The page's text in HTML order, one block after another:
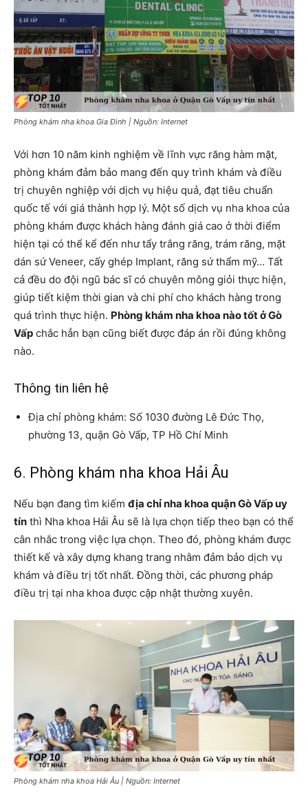
Phòng khám nha khoa Gia Đình | Nguồn: Internet
Với hơn 10 năm kinh nghiệm về lĩnh vực răng hàm mặt,
phòng khám đảm bảo mang đến quy trình khám và điều
trị chuyên nghiệp với dịch vụ hiệu quả, đạt tiêu chuẩn
quốc tế với giá thành hợp lý. Một số dịch vụ nha khoa của
phòng khám được khách hàng đánh giá cao ở thời điểm
hiện tại có thể kể đến như tẩy trắng răng, trám răng, mặt
dán sứ Veneer, cấy ghép Implant, răng sứ thẩm mỹ… Tất
cả đều do đội ngũ bác sĩ có chuyên mông giỏi thực hiện,
giúp tiết kiệm thời gian và chi phí cho khách hàng trong
quá trình thực hiện. Phòng khám nha khoa nào tốt ở Gò
Vấp chắc hẳn bạn cũng biết được đáp án rồi đúng không
nào.
Thông tin liên hệ
Địa chỉ phòng khám: Số 1030 đường Lê Đức Thọ,
phường 13, quận Gò Vấp, TP Hồ Chí Minh
6. Phòng khám nha khoa Hải Âu
Nếu bạn đang tìm kiếm địa chỉ nha khoa quận Gò Vấp uy
tín thì Nha khoa Hải Âu sẽ là lựa chọn tiếp theo bạn có thể
cân nhắc trong việc lựa chọn. Theo đó, phòng khám được
thiết kế và xây dựng khang trang nhằm đảm bảo dịch vụ
khám và điều trị tốt nhất. Đồng thời, các phương pháp
điều trị tại nha khoa được cập nhật thường xuyên.
Phòng khám nha khoa Hải Âu | Nguồn: Internet